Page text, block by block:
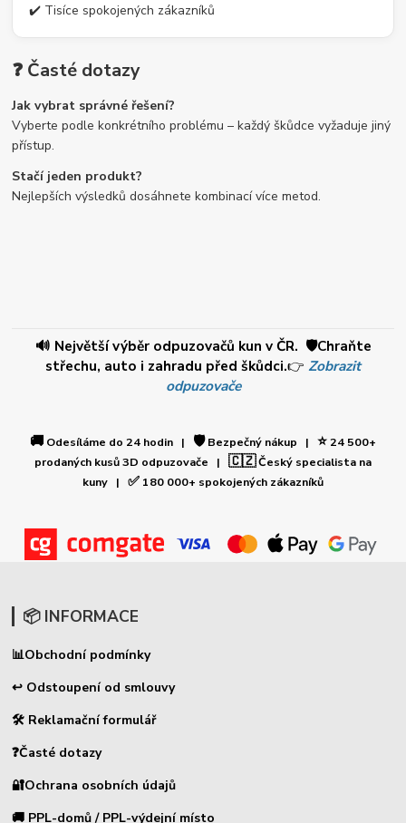
✔️ Tisíce spokojených zákazníků
❓ Časté dotazy
Jak vybrat správné řešení?
Vyberte podle konkrétního problému – každý škůdce vyžaduje jiný
přístup.
Stačí jeden produkt?
Nejlepších výsledků dosáhnete kombinací více metod.
🔊 Největší výběr odpuzovačů kun v ČR. 🛡️Chraňte
střechu, auto i zahradu před škůdci.👉 Zobrazit
odpuzovače
🚚 Odesíláme do 24 hodin | 🛡️Bezpečný nákup | ⭐24 500+
prodaných kusů 3D odpuzovače | 🇨🇿Český specialista na
kuny | ✅ 180 000+ spokojených zákazníků
📦 INFORMACE
📊Obchodní podmínky
↩ Odstoupení od smlouvy
🛠 Reklamační formulář
❓Časté dotazy
🔐Ochrana osobních údajů
🚚 PPL-domů / PPL-výdejní místo